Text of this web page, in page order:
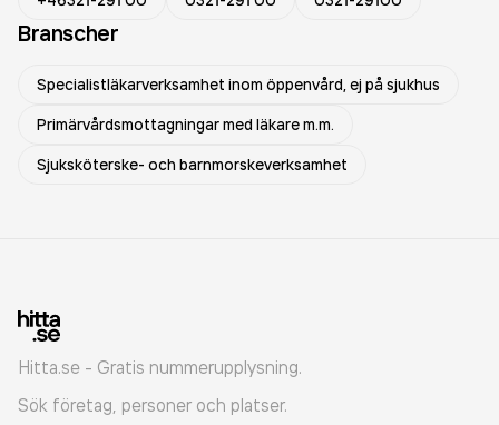
Branscher
Specialistläkarverksamhet inom öppenvård, ej på sjukhus
Primärvårdsmottagningar med läkare m.m.
Sjuksköterske- och barnmorskeverksamhet
Hitta.se - Gratis nummerupplysning.
Sök företag, personer och platser.